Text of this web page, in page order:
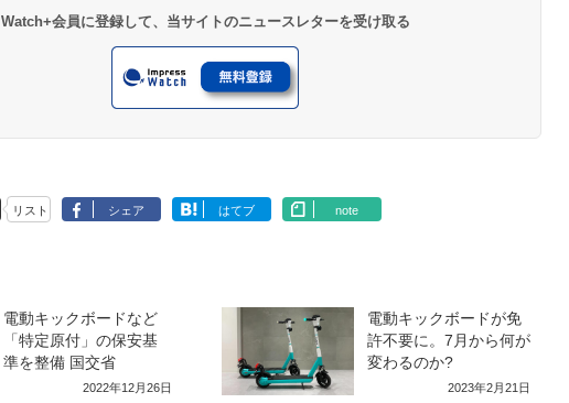
Watch+会員に登録して、当サイトのニュースレターを受け取る
リスト シェア はてブ note
電動キックボードなど
「特定原付」の保安基
準を整備 国交省
2022年12月26日
電動キックボードが免
許不要に。7月から何が
変わるのか?
2023年2月21日